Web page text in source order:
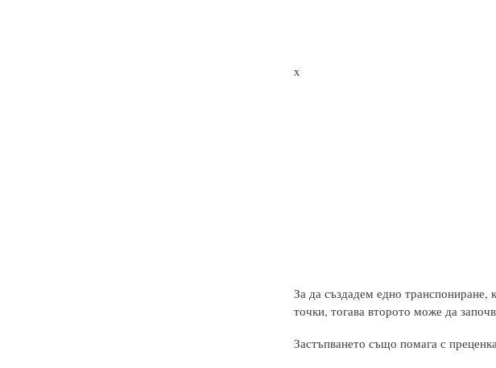
x
За да създадем едно транспониране,
точки, тогава второто може да
Застъпването също помага с